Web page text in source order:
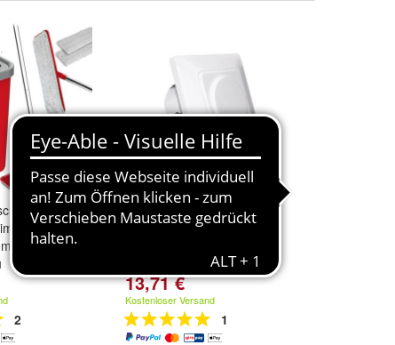
mit 2-
zur Nass- u.
2
Mikrowellen
Bewegungsmelder
Beleuchtung Sensor 180°
13,71 €
Kostenloser Versand
1